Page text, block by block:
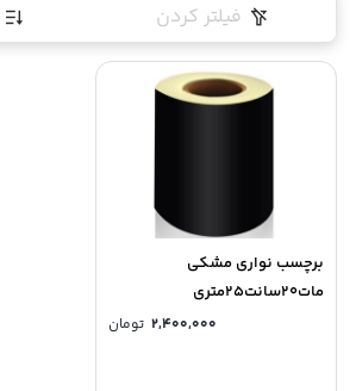
فیلتر کردن
برچسب نواری مشکی
مات20سانت25متری
2,400,000 تومان